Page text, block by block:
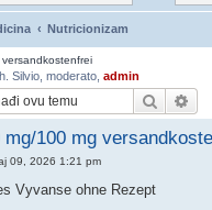
Nutricionizam
Silvio moderato admin
Pretraga
100 mg
09, 2026 1:21 pm
Vyvanse ohne Rezept